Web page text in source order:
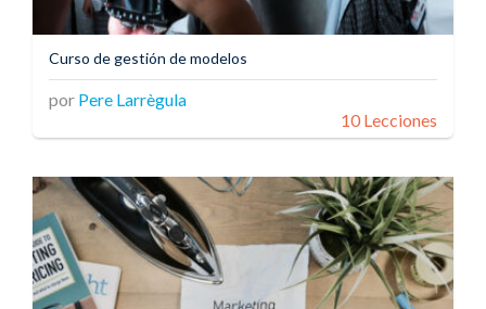
Curso de gestión de modelos
por Pere Larrègula
10 Lecciones